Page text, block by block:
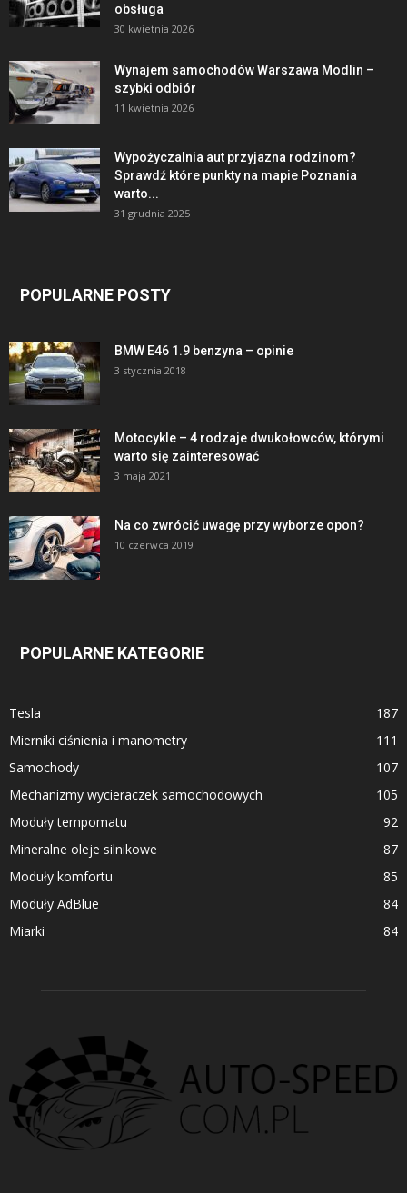
obsługa
30 kwietnia 2026
Wynajem samochodów Warszawa Modlin –
szybki odbiór
11 kwietnia 2026
Wypożyczalnia aut przyjazna rodzinom?
Sprawdź które punkty na mapie Poznania
warto...
31 grudnia 2025
POPULARNE POSTY
BMW E46 1.9 benzyna – opinie
3 stycznia 2018
Motocykle – 4 rodzaje dwukołowców, którymi
warto się zainteresować
3 maja 2021
Na co zwrócić uwagę przy wyborze opon?
10 czerwca 2019
POPULARNE KATEGORIE
Tesla
187
Mierniki ciśnienia i manometry
111
Samochody
107
Mechanizmy wycieraczek samochodowych
105
Moduły tempomatu
92
Mineralne oleje silnikowe
87
Moduły komfortu
85
Moduły AdBlue
84
Miarki
84